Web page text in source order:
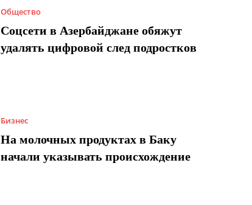
Общество
Соцсети в Азербайджане обяжут
удалять цифровой след подростков
Бизнес
На молочных продуктах в Баку
начали указывать происхождение